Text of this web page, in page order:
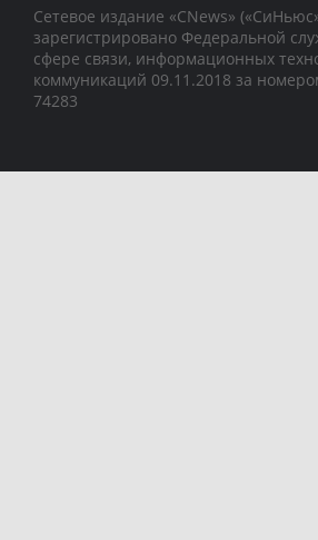
Сетевое издание «CNews»
зарегистрировано Федеральной
сфере связи, информационных
коммуникаций 09.11.2018 за
74283